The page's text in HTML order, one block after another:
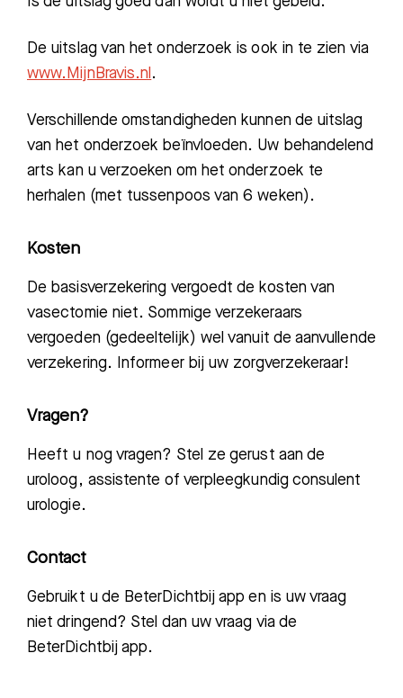
De uitslag van het onderzoek is ook in te zien via
www.MijnBravis.nl .
Verschillende omstandigheden kunnen de uitslag
van het onderzoek beïnvloeden. Uw behandelend
arts kan u verzoeken om het onderzoek te
herhalen (met tussenpoos van 6 weken).
Kosten
De basisverzekering vergoedt de kosten van
vasectomie niet. Sommige verzekeraars
vergoeden (gedeeltelijk) wel vanuit de aanvullende
verzekering. Informeer bij uw zorgverzekeraar!
Vragen?
Heeft u nog vragen? Stel ze gerust aan de
uroloog, assistente of verpleegkundig consulent
urologie.
Contact
Gebruikt u de BeterDichtbij app en is uw vraag
niet dringend? Stel dan uw vraag via de
BeterDichtbij app.